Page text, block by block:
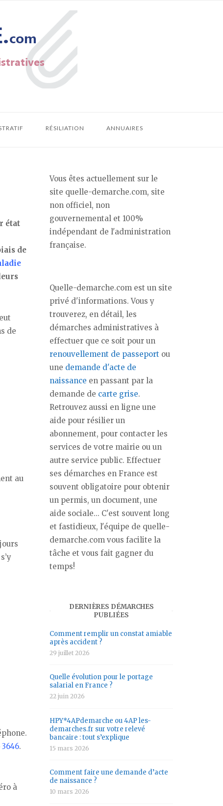
RÉSILIATION ANNUAIRES
état
de
de
au
3646.
à
Vous êtes actuellement sur le
site quelle-demarche.com, site
non officiel, non
gouvernemental et 100%
indépendant de l'administration
française.
Quelle-demarche.com est un site
privé d'informations. Vous y
trouverez, en détail, les
démarches administratives à
effectuer que ce soit pour un
renouvellement de passeport ou
une demande d'acte de
naissance en passant par la
demande de carte grise.
Retrouvez aussi en ligne une
aide pour résilier un
abonnement, pour contacter les
services de votre mairie ou un
autre service public. Effectuer
ses démarches en France est
souvent obligatoire pour obtenir
un permis, un document, une
aide sociale... C'est souvent long
et fastidieux, l'équipe de quelle-
demarche.com vous facilite la
tâche et vous fait gagner du
temps!
DERNIÈRES DÉMARCHES
PUBLIÉES
Comment remplir un constat amiable
après accident ?
29 juillet 2026
Quelle évolution pour le portage
salarial en France ?
22 juin 2026
HPY*4APdemarche ou 4AP les-
demarches.fr sur votre relevé
bancaire : tout s’explique
15 mars 2026
Comment faire une demande d’acte
de naissance ?
10 mars 2026